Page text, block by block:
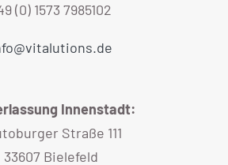
(0) 1573 7985102
Innenstadt:
Straße 111
33607 Bielefeld